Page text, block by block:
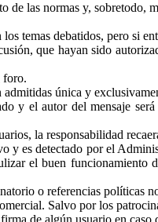
las normas y,
temas debatidos, pero si
que hayan sido
foro.
única y
y el autor del mensaje
la responsabilidad
es detectado por el
el buen
o referencias políticas
Salvo por los